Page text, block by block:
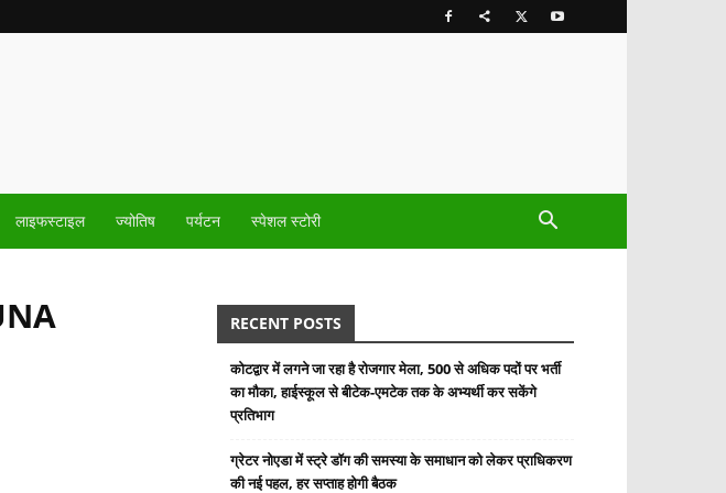
लाइफस्टाइल ज्योतिष पर्यटन स्पेशल स्टोरी
RECENT POSTS
कोटद्वार में लगने जा रहा है रोजगार मेला, 500 से अधिक पदों पर भर्ती
का मौका, हाईस्कूल से बीटेक-एमटेक तक के अभ्यर्थी कर सकेंगे
प्रतिभाग
ग्रेटर नोएडा में स्ट्रे डॉग की समस्या के समाधान को लेकर प्राधिकरण
की नई पहल, हर सप्ताह होगी बैठक